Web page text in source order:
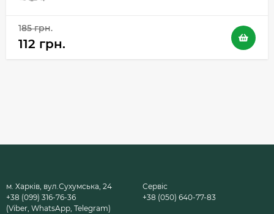
185 грн.
112 грн.
м. Харків, вул.Сухумська, 24
+38 (099) 316-76-36
(Viber, WhatsApp, Telegram)
Сервіс
+38 (050) 640-77-83